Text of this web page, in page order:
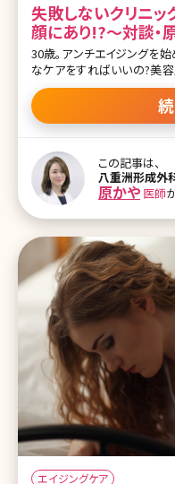
失敗しないクリニッ
顔にあり!?〜対談・
科・美容皮膚科）✕
30歳。アンチエイジングを
なケアをすればいいの?美
を解決すべく、八重洲形成
話を伺うシリーズ、後編です
美容外科の選び方など、内
column] 早い段階から施術
れるのが理想 北条かや（以
わく、実年齢マイナス3割は
治療でどれくらい若返るか、知りたいのです
いですね。たとえば45歳で
この記事は、
八重洲形成外
原かや 医師
エイジングケア